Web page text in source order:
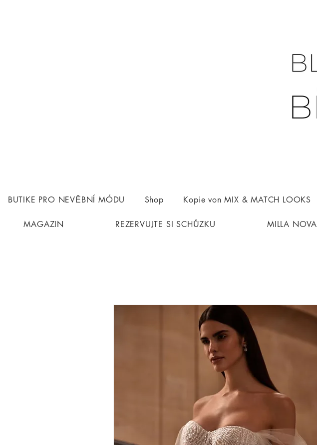
BUTIKE PRO NEVĚBNÍ MÓDU Shop Kopie von MIX & MATCH LOOKS
MAGAZIN REZERVUJTE SI SCHŮZKU MILLA NOVA